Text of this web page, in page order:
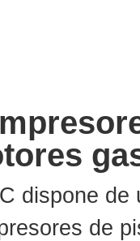
dispone de
de